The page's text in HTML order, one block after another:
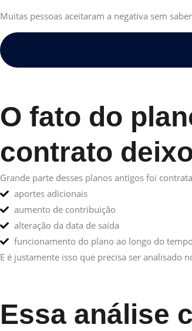
Muitas pessoas aceitaram a negativa sem
O fato do
contrato
Grande parte desses planos antigos foi
aportes adicionais
aumento de contribuição
alteração da data de saída
funcionamento do plano ao longo do tempo
E é justamente isso que precisa ser analisado
Essa análise